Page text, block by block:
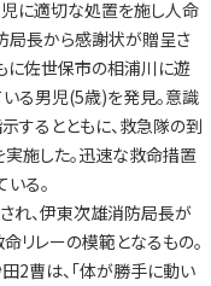
に適切な処置を施し人命
局長から感謝状が贈呈さ
に佐世保市の相浦川に遊
る男児(5歳)を発見。意識
するとともに、救急隊の到
施した。迅速な救命措置
る。
、伊東次雄消防局長が
リレーの模範となるもの。
2曹は、「体が勝手に動い